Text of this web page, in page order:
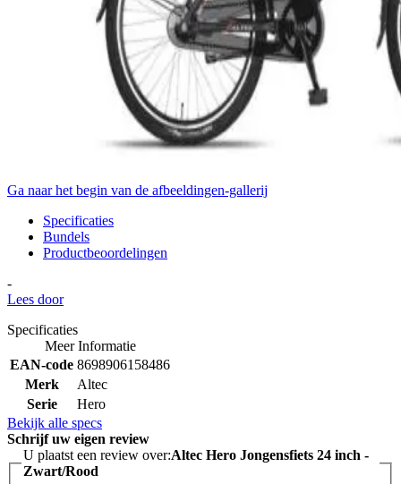
Ga naar het begin van de afbeeldingen-gallerij
Specificaties
Bundels
Productbeoordelingen
-
Lees door
Specificaties
Meer Informatie
EAN-code 8698906158486
Merk
Altec
Serie
Hero
Bekijk alle specs
Schrijf uw eigen review
U plaatst een review over:Altec Hero Jongensfiets 24 inch -
Zwart/Rood